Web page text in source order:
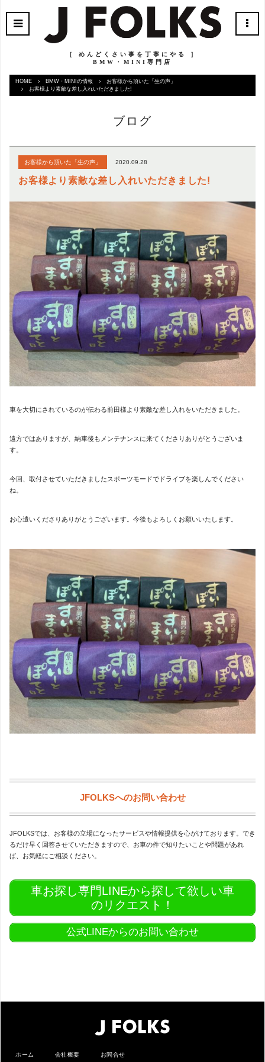
［ めんどくさい事を丁寧にやる ］
BMW・MINI専門店
HOME BMW・MINIの情報
お客様から頂いた「生の声」
お客様より素敵な差し入れいただきました!
ブログ
お客様から頂いた「生の声」 2020.09.28
お客様より素敵な差し入れいただきました!
車を大切にされているのが伝わる前田様より素敵な差し入れをいただきました。
遠方ではありますが、納車後もメンテナンスに来てくださりありがとうございま
す。
今回、取付させていただきましたスポーツモードでドライブを楽しんでください
ね。
お心遣いくださりありがとうございます。今後もよろしくお願いいたします。
JFOLKSへのお問い合わせ
JFOLKSでは、お客様の立場になったサービスや情報提供を心がけております。でき
るだけ早く回答させていただきますので、お車の件で知りたいことや問題があれ
ば、お気軽にご相談ください。
車お探し専門LINEから探して欲しい車
のリクエスト！
公式LINEからのお問い合わせ
ホーム 会社概要 お問合せ